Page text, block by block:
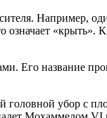
Например,
«крыть».
Его название
головной убор с